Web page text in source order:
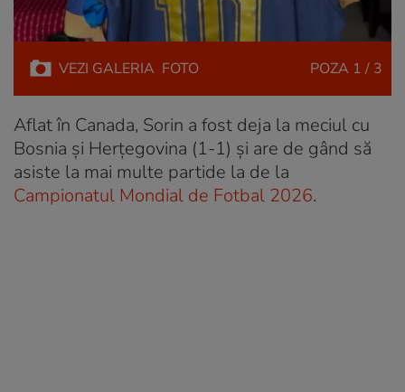
VEZI GALERIA FOTO POZA 1 / 3
Aflat în Canada, Sorin a fost deja la meciul cu
Bosnia și Herțegovina (1-1) și are de gând să
asiste la mai multe partide la de la
Campionatul Mondial de Fotbal 2026.